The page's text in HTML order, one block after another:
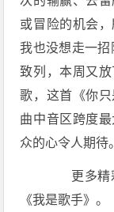
或冒险的机会
我也没想走一招
致列，本周又
歌，这首《你
曲中音区跨度
众的心令人期待。
更多精彩
《我是歌手》。